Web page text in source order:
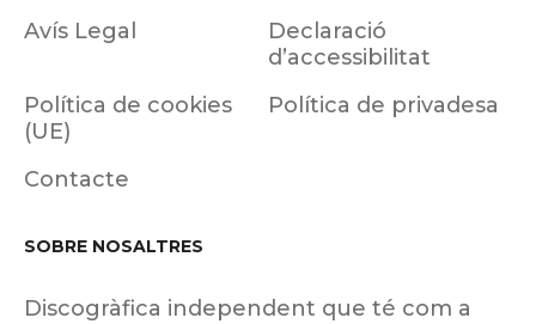
Avís Legal
Declaració
d’accessibilitat
Política de cookies
(UE)
Política de privadesa
Contacte
SOBRE NOSALTRES
Discogràfica independent que té com a